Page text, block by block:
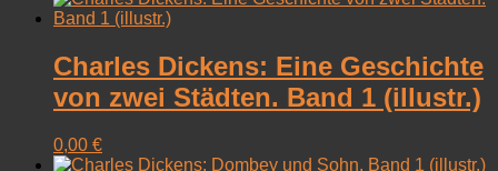
Charles Dickens: Eine Geschichte
von zwei Städten. Band 1 (illustr.)
0,00 €